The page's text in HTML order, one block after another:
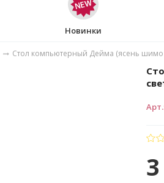
Новинки
Стол компьютерный Дейма (ясень шимо
Арт.